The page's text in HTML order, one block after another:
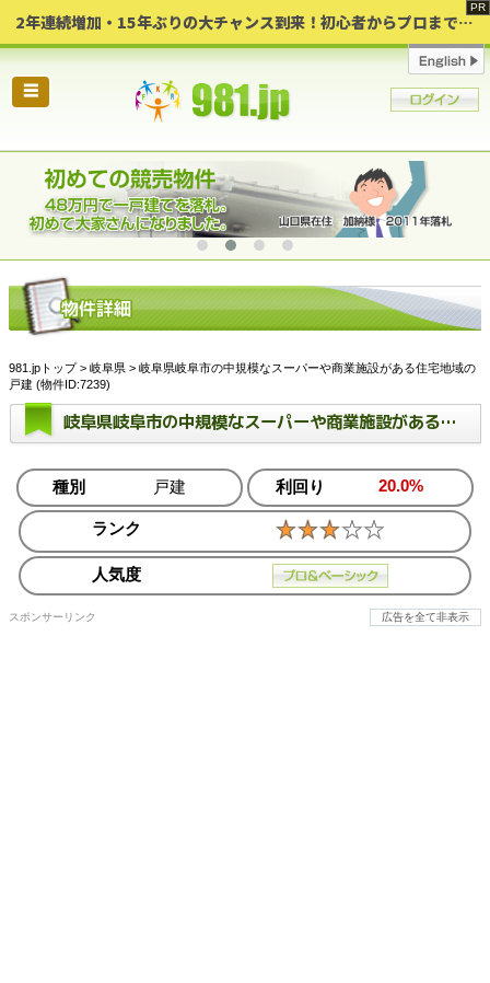
2年連続増加・15年ぶりの大チャンス到来！初心者からプロまで網羅する「競売不動産・超実践投資セミナー」♦神奈川県 横浜 in 神奈川
☰
981.jpトップ> 岐阜県 > 岐阜県岐阜市の中規模なスーパーや商業施設がある住宅地域の
戸建 (物件ID:7239)
岐阜県岐阜市の中規模なスーパーや商業施設がある住宅地域の戸建
種別 戸建 利回り 20.0%
ランク
人気度
スポンサーリンク 広告を全て非表示